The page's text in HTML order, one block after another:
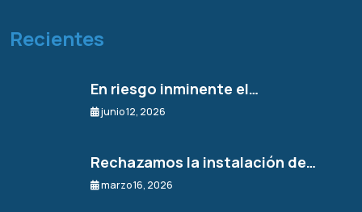
Recientes
En riesgo inminente el…
junio 12, 2026
Rechazamos la instalación de…
marzo 16, 2026